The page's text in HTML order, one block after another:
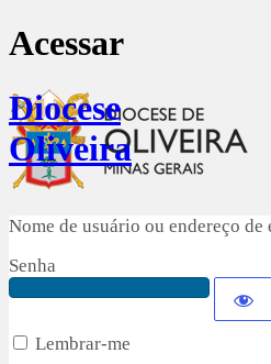
Acessar
Diocese
Oliveira
Nome de usuário ou endereço de
Senha
Lembrar-me